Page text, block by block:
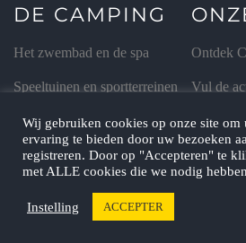
DE CAMPING
Het zwembad en de spa
Speeltuinen en sportterreinen
De animaties
De mini-boerderij
Ontdek
Vul de
Proef de
Groepen
Camping Quercy-Vacances ©
Wij gebruiken cookies op onze site
ervaring te bieden door uw bezoeken
registreren. Door op "Accepteren" te
met ALLE cookies die we nodig
Instelling ACCEPTER